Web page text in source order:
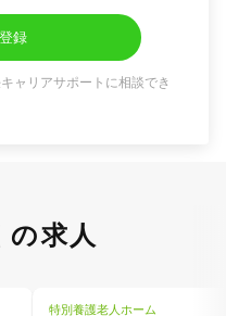
録
ャリアサポートに相談でき
の求人
特別養護老人ホーム